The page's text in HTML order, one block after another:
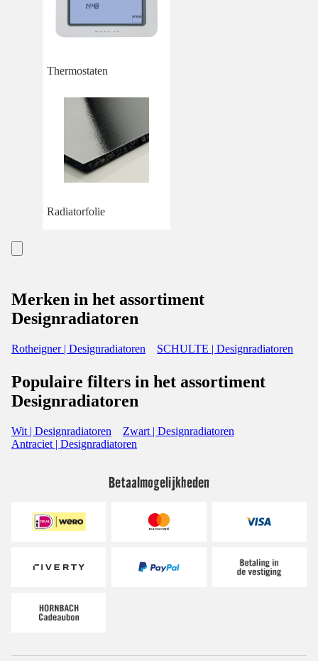
Thermostaten
Radiatorfolie
Merken in het assortiment
Designradiatoren
Rotheigner | Designradiatoren SCHULTE | Designradiatoren
Populaire filters in het assortiment
Designradiatoren
Wit | Designradiatoren
Zwart | Designradiatoren
Antraciet | Designradiatoren
Betaalmogelijkheden